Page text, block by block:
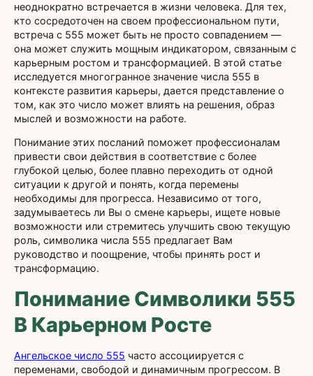
неоднократно встречается в жизни человека. Для тех,
кто сосредоточен на своем профессиональном пути,
встреча с 555 может быть не просто совпадением —
она может служить мощным индикатором, связанным с
карьерным ростом и трансформацией. В этой статье
исследуется многогранное значение числа 555 в
контексте развития карьеры, дается представление о
том, как это число может влиять на решения, образ
мыслей и возможности на работе.
Понимание этих посланий поможет профессионалам
привести свои действия в соответствие с более
глубокой целью, более плавно переходить от одной
ситуации к другой и понять, когда перемены
необходимы для прогресса. Независимо от того,
задумываетесь ли Вы о смене карьеры, ищете новые
возможности или стремитесь улучшить свою текущую
роль, символика числа 555 предлагает Вам
руководство и поощрение, чтобы принять рост и
трансформацию.
Понимание Символики 555
В Карьерном Росте
Ангельское число 555 часто ассоциируется с
переменами, свободой и динамичным прогрессом. В